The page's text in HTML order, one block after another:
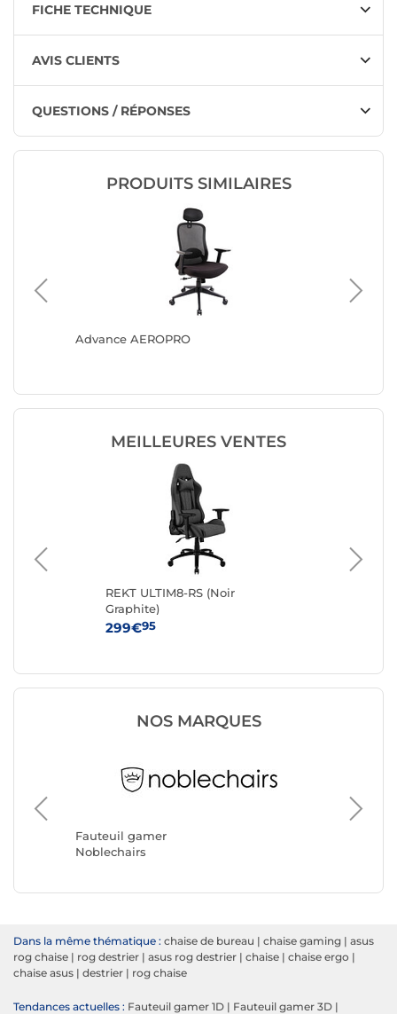
FICHE TECHNIQUE
AVIS CLIENTS
QUESTIONS / RÉPONSES
PRODUITS SIMILAIRES
Advance AEROPRO
MEILLEURES VENTES
REKT ULTIM8-RS (Noir
Graphite)
299€95
NOS MARQUES
Fauteuil gamer
Noblechairs
REKT
Dans la même thématique : chaise de bureau | chaise gaming | asus
rog chaise | rog destrier | asus rog destrier | chaise | chaise ergo |
chaise asus | destrier | rog chaise
Tendances actuelles : Fauteuil gamer 1D | Fauteuil gamer 3D |